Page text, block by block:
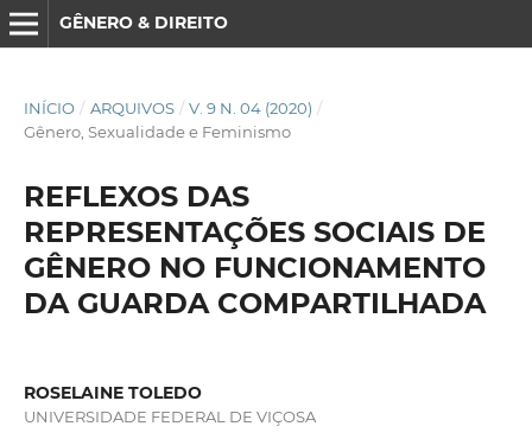
GÊNERO & DIREITO
INÍCIO / ARQUIVOS / V. 9 N. 04 (2020) /
Gênero, Sexualidade e Feminismo
REFLEXOS DAS
REPRESENTAÇÕES SOCIAIS DE
GÊNERO NO FUNCIONAMENTO
DA GUARDA COMPARTILHADA
ROSELAINE TOLEDO
UNIVERSIDADE FEDERAL DE VIÇOSA